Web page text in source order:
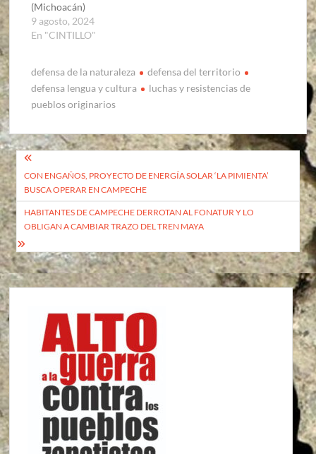
(Michoacán)
9 agosto, 2024
En "CINTILLO"
defensa de la naturaleza
defensa del territorio
defensa lengua y cultura
luchas y resistencias de
pueblos originarios
Navegación
de
entradas
CON ENGAÑOS, PROYECTO DE ENERGÍA SOLAR ‘LA PIMIENTA’
BUSCA OPERAR EN CAMPECHE
HABITANTES DE CAMPECHE DERROTAN AL FONATUR Y LO
OBLIGAN A CAMBIAR TRAZO DEL TREN MAYA